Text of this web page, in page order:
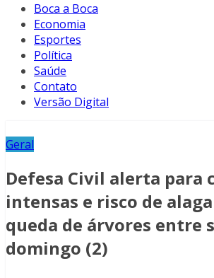
Boca a Boca
Economia
Esportes
Política
Saúde
Contato
Versão Digital
Geral
Defesa Civil alerta para
intensas e risco de
queda de árvores entre
domingo (2)